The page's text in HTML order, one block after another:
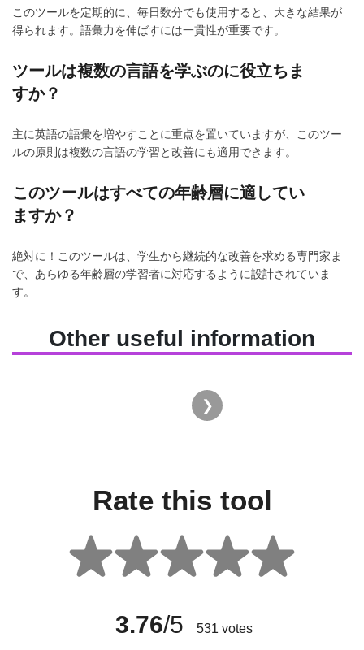
このツールを定期的に、毎日数分でも使用すると、大きな結果が
得られます。語彙力を伸ばすには一貫性が重要です。
ツールは複数の言語を学ぶのに役立ちま
すか？
主に英語の語彙を増やすことに重点を置いていますが、このツー
ルの原則は複数の言語の学習と改善にも適用できます。
このツールはすべての年齢層に適してい
ますか？
絶対に！このツールは、学生から継続的な改善を求める専門家ま
で、あらゆる年齢層の学習者に対応するように設計されていま
す。
Other useful information
Rate this tool
3.76/5 531 votes